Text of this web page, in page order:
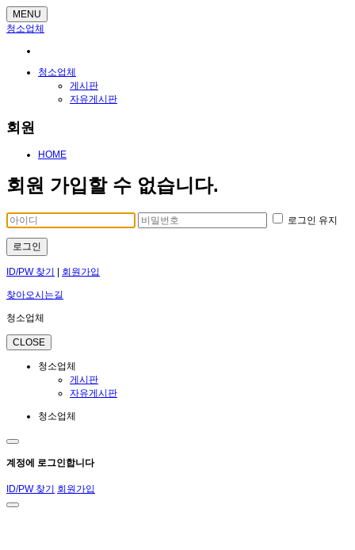
MENU
청소업체
청소업체
게시판
자유게시판
회원
HOME
회원 가입할 수 없습니다.
로그인 유지
로그인
ID/PW 찾기 회원가입
찾아오시는길
청소업체
CLOSE
청소업체
게시판
자유게시판
청소업체
계정에 로그인합니다
ID/PW 찾기 회원가입